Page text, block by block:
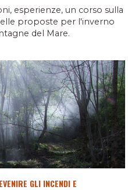
esperienze, un corso sulla
proposte per l'inverno
del Mare.
GLI INCENDI E